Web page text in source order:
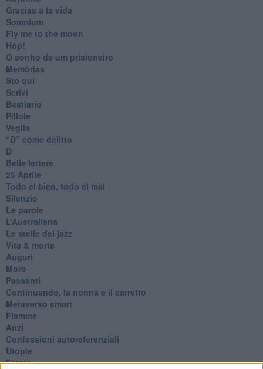
Gracias a la vida
Somnium
Fly me to the moon
Hop!
O sonho de um prisioneiro
Memòrias
Sto qui
Scrivi
Bestiario
Pillole
Veglia
​“D” come delitto
D
Belle lettere
25 Aprile
Todo el bien, todo el mal
Silenzio
Le parole
​L’Australiana
Le stelle del jazz
Vita & morte
Auguri
Moro
Passanti
Continuando, la nonna e il carretto
Metaverso smart
Fiamme
Anzi
Confessioni autoreferenziali
Utopie
Estate